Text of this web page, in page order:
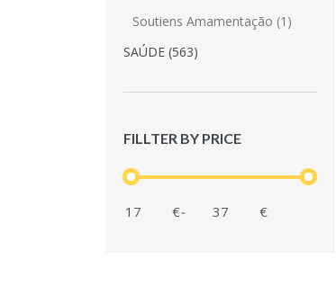
FILLTER BY PRICE
€- €
Soutiens Amamentação (1)
SAÚDE (563)